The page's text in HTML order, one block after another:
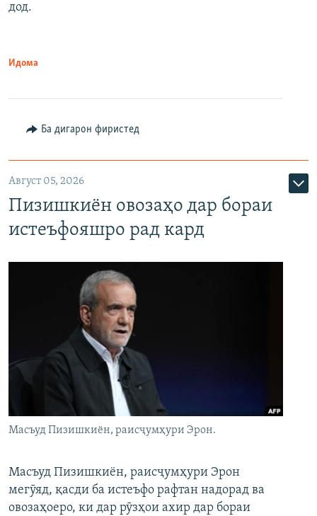
дод.
Идома
Ба дигарон фиристед
Август 05, 2026
Пизишкиён овозаҳо дар бораи
истеъфояшро рад кард
Масъуд Пизишкиён, раисҷумҳури Эрон.
Масъуд Пизишкиён, раисҷумҳури Эрон
мегӯяд, қасди ба истеъфо рафтан надорад ва
овозаҳоеро, ки дар рӯзҳои ахир дар бораи